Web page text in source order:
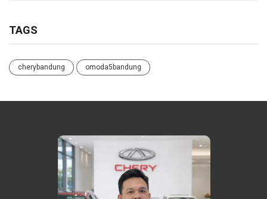
TAGS
cherybandung omoda5bandung